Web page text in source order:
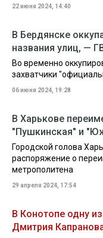
22 июня 2024, 14:40
В Бердянске
названия улиц, —
Во временно
захватчики
06 июня 2024, 19:28
В Харькове
"Пушкинская" и
Городской голова
распоряжение о
метрополитена
29 апреля 2024, 17:54
В Конотопе одну
Дмитрия